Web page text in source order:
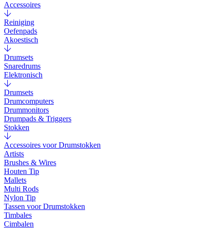
Accessoires
Reiniging
Oefenpads
Akoestisch
Drumsets
Snaredrums
Elektronisch
Drumsets
Drumcomputers
Drummonitors
Drumpads & Triggers
Stokken
Accessoires voor Drumstokken
Artists
Brushes & Wires
Houten Tip
Mallets
Multi Rods
Nylon Tip
Tassen voor Drumstokken
Timbales
Cimbalen